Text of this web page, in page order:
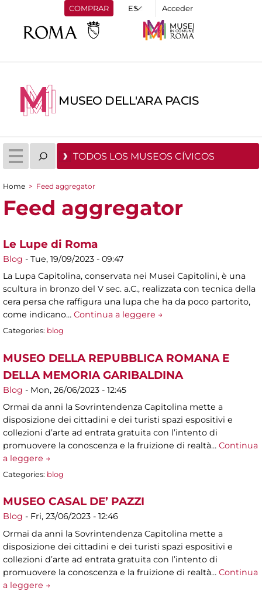
COMPRAR Acceder
MUSEO DELL'ARA PACIS
TODOS LOS MUSEOS CÍVICOS
You are here
Home > Feed aggregator
Feed aggregator
Le Lupe di Roma
Blog - Tue, 19/09/2023 - 09:47
La Lupa Capitolina, conservata nei Musei Capitolini, è una
scultura in bronzo del V sec. a.C., realizzata con tecnica della
cera persa che raffigura una lupa che ha da poco partorito,
come indicano… Continua a leggere →
Categories: blog
MUSEO DELLA REPUBBLICA ROMANA E
DELLA MEMORIA GARIBALDINA
Blog - Mon, 26/06/2023 - 12:45
Ormai da anni la Sovrintendenza Capitolina mette a
disposizione dei cittadini e dei turisti spazi espositivi e
collezioni d’arte ad entrata gratuita con l’intento di
promuovere la conoscenza e la fruizione di realtà… Continua
a leggere →
Categories: blog
MUSEO CASAL DE’ PAZZI
Blog - Fri, 23/06/2023 - 12:46
Ormai da anni la Sovrintendenza Capitolina mette a
disposizione dei cittadini e dei turisti spazi espositivi e
collezioni d’arte ad entrata gratuita con l’intento di
promuovere la conoscenza e la fruizione di realtà… Continua
a leggere →